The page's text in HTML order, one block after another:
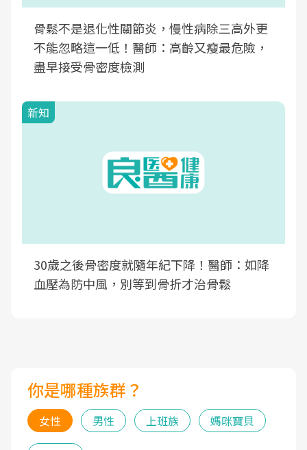
骨鬆不是退化性關節炎，慢性病除三高外更
不能忽略這一低！醫師：高齡又瘦最危險，
盡早接受骨密度檢測
新知
30歲之後骨密度就隨年紀下降！醫師：如降
血壓為防中風，別等到骨折才治骨鬆
你是哪種族群？
女性 男性 上班族 媽咪寶貝